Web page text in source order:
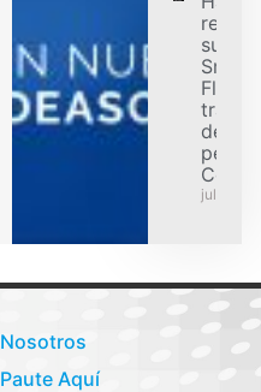
su
Smart
Flex
de
julio 31,
Nosotros
Paute Aquí